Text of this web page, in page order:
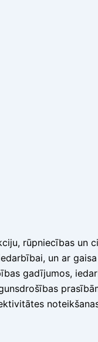
rūpniecības
un ar
gadījumos,